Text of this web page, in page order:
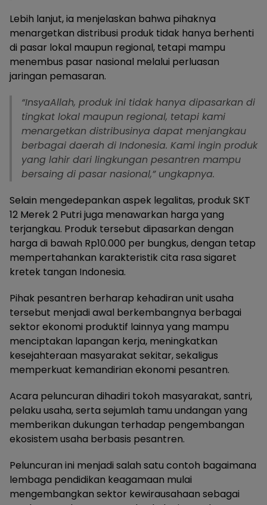
Lebih lanjut, ia menjelaskan bahwa pihaknya
menargetkan distribusi produk tidak hanya berhenti
di pasar lokal maupun regional, tetapi mampu
menembus pasar nasional melalui perluasan
jaringan pemasaran.
“InsyaAllah, produk ini tidak hanya dipasarkan di
tingkat lokal maupun regional, tetapi kami
menargetkan distribusinya dapat menjangkau
berbagai daerah di Indonesia. Kami ingin produk
yang lahir dari lingkungan pesantren mampu
bersaing di pasar nasional,” ungkapnya.
Selain mengedepankan aspek legalitas, produk SKT
12 Merek 2 Putri juga menawarkan harga yang
terjangkau. Produk tersebut dipasarkan dengan
harga di bawah Rp10.000 per bungkus, dengan tetap
mempertahankan karakteristik cita rasa sigaret
kretek tangan Indonesia.
Pihak pesantren berharap kehadiran unit usaha
tersebut menjadi awal berkembangnya berbagai
sektor ekonomi produktif lainnya yang mampu
menciptakan lapangan kerja, meningkatkan
kesejahteraan masyarakat sekitar, sekaligus
memperkuat kemandirian ekonomi pesantren.
Acara peluncuran dihadiri tokoh masyarakat, santri,
pelaku usaha, serta sejumlah tamu undangan yang
memberikan dukungan terhadap pengembangan
ekosistem usaha berbasis pesantren.
Peluncuran ini menjadi salah satu contoh bagaimana
lembaga pendidikan keagamaan mulai
mengembangkan sektor kewirausahaan sebagai